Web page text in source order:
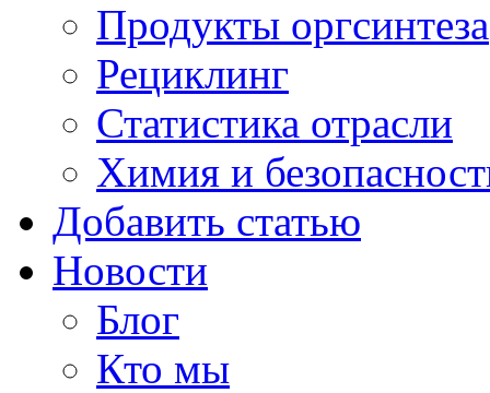
Продукты оргсинтеза
Рециклинг
Статистика отрасли
Химия и
Добавить статью
Новости
Блог
Кто мы